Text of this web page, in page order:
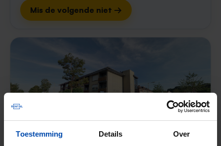
Toestemming Details Over
Mis de volgende niet →